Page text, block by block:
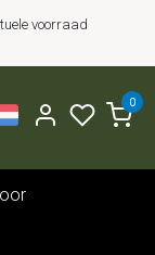
voorraad
0